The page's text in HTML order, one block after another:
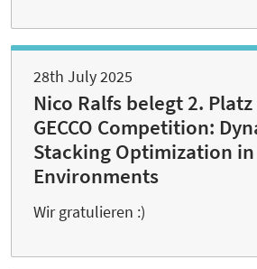
28th July 2025
Nico Ralfs belegt 2.
GECCO Competition:
Stacking Optimization
Environments
Wir gratulieren :)